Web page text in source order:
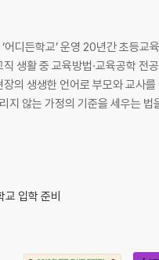
있다.”라는 믿음으로 아이들과 함께해 온 교육
생활 중 교육방법·교육공학
의 생생한 언어로 부모와 교사
지 않는 가정의 기준을 세우는 법
교 입학 준비